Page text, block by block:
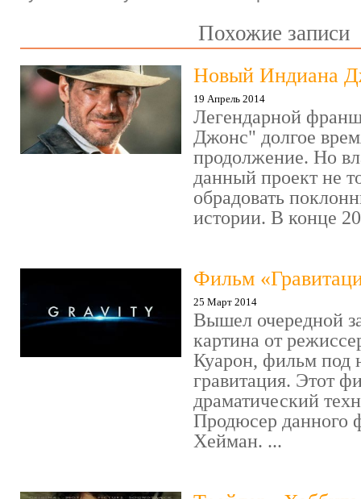
Похожие записи
Новый Индиана
19 Апрель 2014
Легендарной
Джонс" долгое
продолжение. Но
данный проект не
обрадовать
истории. В конце
Фильм
25 Март 2014
Вышел очередной
картина от
Куарон, фильм под
гравитация. Этот
драматический
Продюсер данного
Хейман. ...